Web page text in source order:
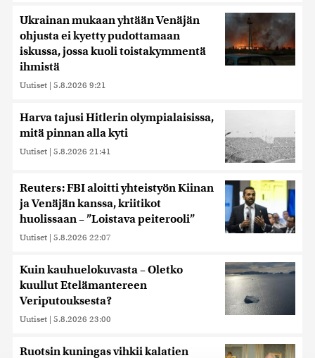
Ukrainan mukaan yhtään Venäjän
ohjusta ei kyetty pudottamaan
iskussa, jossa kuoli toistakymmentä
ihmistä
Uutiset | 5.8.2026 9:21
Harva tajusi Hitlerin olympialaisissa,
mitä pinnan alla kyti
Uutiset | 5.8.2026 21:41
Reuters: FBI aloitti yhteistyön Kiinan
ja Venäjän kanssa, kriitikot
huolissaan – ”Loistava peiterooli”
Uutiset | 5.8.2026 22:07
Kuin kauhuelokuvasta – Oletko
kuullut Etelämantereen
Veriputouksesta?
Uutiset | 5.8.2026 23:00
Ruotsin kuningas vihkii kalatien